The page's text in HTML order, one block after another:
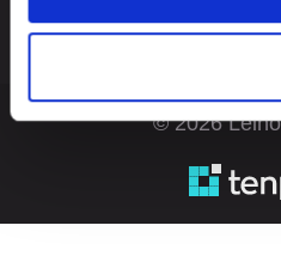
© 2026